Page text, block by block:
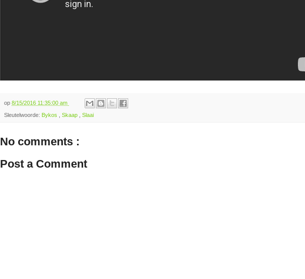
op 8/15/2016 11:35:00 am
Sleutelwoorde: Bykos , Skaap , Slaai
No comments :
Post a Comment